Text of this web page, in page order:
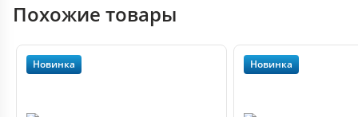
Похожие товары
Новинка Новинка